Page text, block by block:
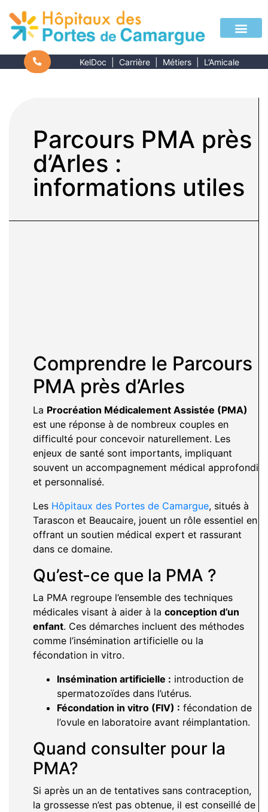
KelDoc Carrière Métiers L’Amicale
Parcours PMA près
d’Arles :
informations utiles
Comprendre le Parcours
PMA près d’Arles
La Procréation Médicalement Assistée (PMA)
est une réponse à de nombreux couples en
difficulté pour concevoir naturellement. Les
enjeux de santé sont importants, impliquant
souvent un accompagnement médical approfondi
et personnalisé.
Les Hôpitaux des Portes de Camargue, situés à
Tarascon et Beaucaire, jouent un rôle essentiel en
offrant un soutien médical expert et rassurant
dans ce domaine.
Qu’est-ce que la PMA ?
La PMA regroupe l’ensemble des techniques
médicales visant à aider à la conception d’un
enfant. Ces démarches incluent des méthodes
comme l’insémination artificielle ou la
fécondation in vitro.
Insémination artificielle : introduction de
spermatozoïdes dans l’utérus.
Fécondation in vitro (FIV) : fécondation de
l’ovule en laboratoire avant réimplantation.
Quand consulter pour la
PMA?
Si après un an de tentatives sans contraception,
la grossesse n’est pas obtenue, il est conseillé de